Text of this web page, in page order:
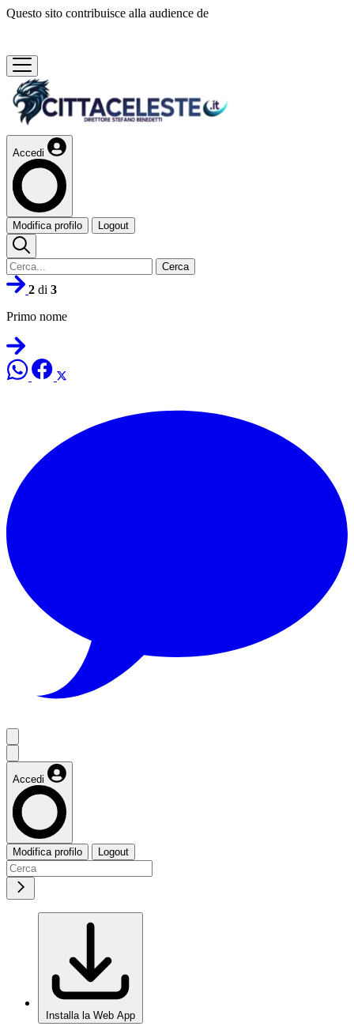
Questo sito contribuisce alla audience de
Accedi
Modifica profilo Logout
Cerca
2 di 3
Primo nome
Accedi
Modifica profilo Logout
Installa la Web App